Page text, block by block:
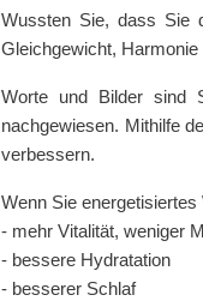
Wussten Sie, dass Sie
Gleichgewicht,
Worte und Bilder sind
nachgewiesen. Mithilfe
verbessern.
Wenn Sie
- mehr Vitalität, weniger
- bessere Hydratation
- besserer Schlaf